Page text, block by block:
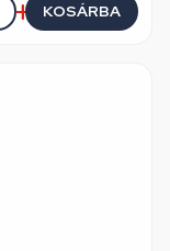
KOSÁRBA